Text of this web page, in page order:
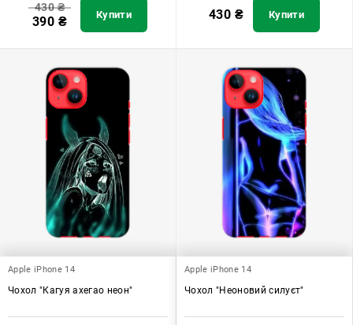
430₴
390 ₴ Купити 430 ₴ Купити
Apple iPhone 14
Чохол "Кагуя ахегао неон"
Apple iPhone 14
Чохол "Неоновий силуєт"